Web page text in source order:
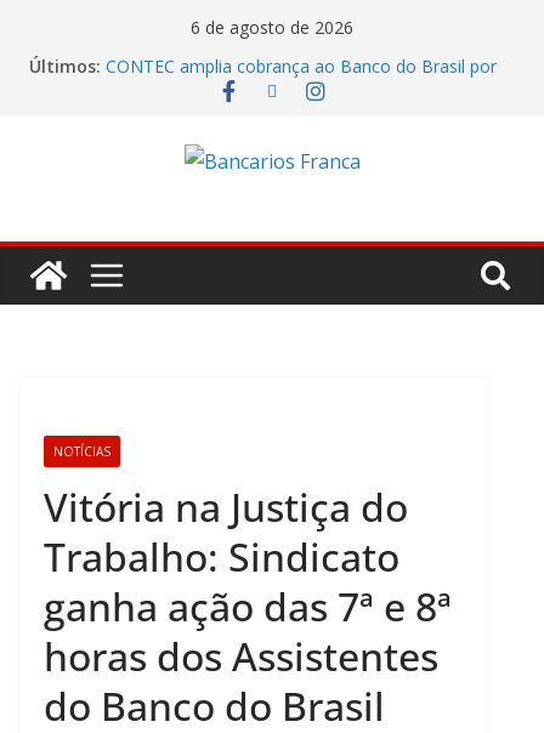
6 de agosto de 2026
Últimos: CONTEC amplia cobrança ao Banco do Brasil por
remuneração, segurança e qualificação
Fenaban tenta transformar reivindicações em
prejuízo e segura proposta econômica
Eleições SantanderPrevi começam nesta segunda-
feira (3)
NOTÍCIAS
Vitória na Justiça do
Trabalho: Sindicato
ganha ação das 7ª e 8ª
horas dos Assistentes
do Banco do Brasil